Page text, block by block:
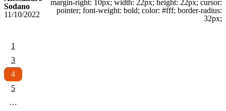
Sodano
11/10/2022
margin-right: 10px; width: 22px; height: 22px; cursor:
pointer; font-weight: bold; color: #fff; border-radius:
32px;
1
3
4
5
…